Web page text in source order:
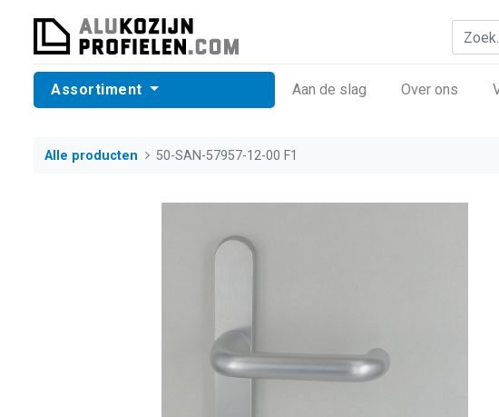
Assortiment ​Aan de slag Over ons
Alle producten 50-SAN-57957-12-00 F1